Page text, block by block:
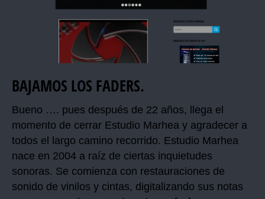
BAJAMOS LOS FADERS.
Bueno …. pues después de 22 años, llega el
momento de cerrar Estudio Marhea y agradecer a
todos el largo camino recorrido. Estudio Marhea
nace en 2004 a raíz de ciertas inquietudes
sonoras. Se comienza con restauraciones de
sonido de vinilos y cintas, digitalizando sus notas